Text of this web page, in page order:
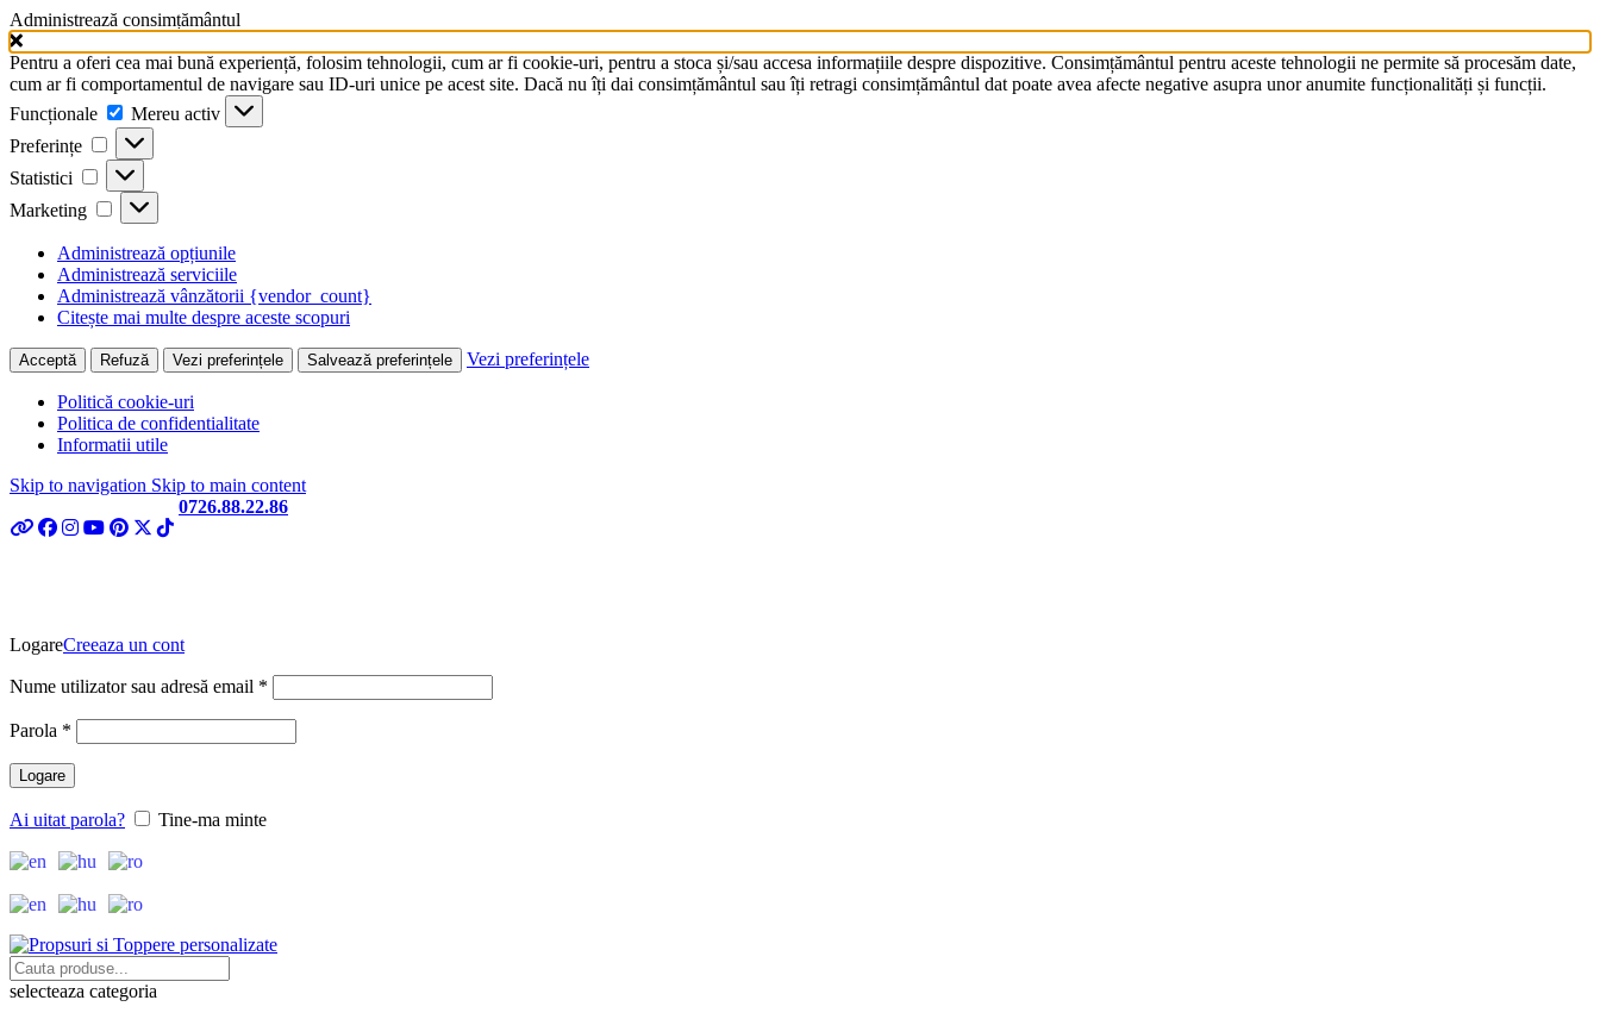
Administrează consimțământul
Pentru a oferi cea mai bună experiență, folosim tehnologii, cum ar fi cookie-uri, pentru a stoca și/sau accesa informațiile despre dispozitive. Consimțământul pentru aceste tehnologii ne permite să procesăm date,
cum ar fi comportamentul de navigare sau ID-uri unice pe acest site. Dacă nu îți dai consimțământul sau îți retragi consimțământul dat poate avea afecte negative asupra unor anumite funcționalități și funcții.
Funcționale
Funcționale
Mereu activ
Preferințe
Preferințe
Statistici Statistici
Marketing Marketing
Administrează opțiunile
Administrează serviciile
Administrează vânzătorii {vendor_count}
Citește mai multe despre aceste scopuri
Acceptă Refuză Vezi preferințele Salvează preferințele Vezi preferințele
Politică cookie-uri
Politica de confidentialitate
Informatii utile
Skip to navigation Skip to main content
0726.88.22.86
LogareCreeaza un cont
Nume utilizator sau adresă email *
Parola *
Logare
Ai uitat parola? Tine-ma minte
selecteaza categoria